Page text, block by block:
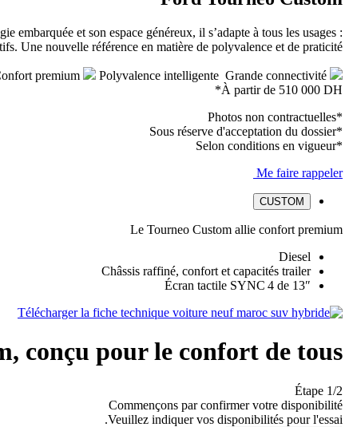
et son espace généreux, il s’adapte à tous les usages :
Une nouvelle référence en matière de polyvalence et de praticité.
Polyvalence intelligente Grande connectivité
À partir de 510 000 DH*
*Photos non contractuelles
*Sous réserve d'acceptation du dossier
*Selon conditions en vigueur
Me faire rappeler
CUSTOM
Le Tourneo Custom allie confort premium
Diesel
Châssis raffiné, confort et capacités trailer
Écran tactile SYNC 4 de 13″
conçu pour le confort de tous
Étape 1/2
Commençons par confirmer votre disponibilité
Veuillez indiquer vos disponibilités pour l'essai.